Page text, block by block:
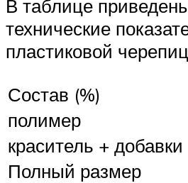
В таблице
технические
пластиковой
Состав (%)
полимер
краситель + добавки
Полный размер